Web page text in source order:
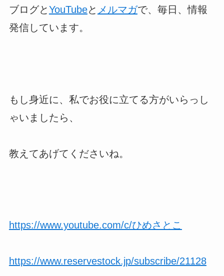
ブログとYouTubeと メルマガで、毎日、情報
発信しています。
もし身近に、私でお役に立てる方がいらっし
ゃいましたら、
教えてあげてくださいね。
https://www.youtube.com/c/ひめさとこ
https://www.reservestock.jp/subscribe/21128